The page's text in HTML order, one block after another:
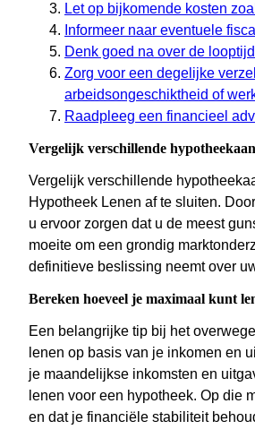
Let op bijkomende kosten
Informeer naar eventuele
Denk goed na over de
Zorg voor een degelijke
arbeidsongeschiktheid of
Raadpleeg een financieel
Vergelijk verschillende
Vergelijk verschillende
Hypotheek Lenen af te sluiten.
u ervoor zorgen dat u de meest
moeite om een grondig
definitieve beslissing neemt over
Bereken hoeveel je maximaal kunt
Een belangrijke tip bij het
lenen op basis van je inkomen en
je maandelijkse inkomsten en
lenen voor een hypotheek. Op die
en dat je financiële stabiliteit